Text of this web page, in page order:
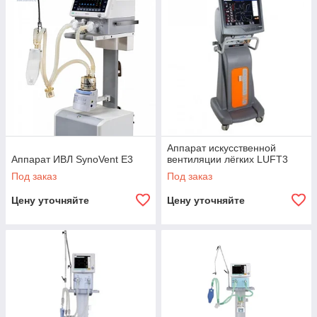
поддержка функций оксигенации у пациентов,
находящихся в бессознательном состоянии.
Мероприятия назначают при наличии клинических признаков
гиперкапнии и гипоксии, если отсутствует эффект от
терапевтической коррекции.
Системы для вентилирования подразделяют на две
основные группы:
инвазивную – при ней применяют эндотрахеальную
трубку, которую устанавливают в дыхательные пути
пациента, или ему для этого накладывают
трахеостому;
неинвазивную – более щадящий вариант, с
использованием маски, надеваемой лицо.
приборы. Они имеют по конструктивные и функциональные
особенности. Существуют еще модели, разработанные для
проведения, в зависимости от ситуации, обоих типов
вентиляции легких.
Инвазивные приборы применяют в стационарах, оперблоках
и реанимациях больниц. Неинвазивной системы используют
Аппарат ИВЛ SynoVent E3
Под заказ
Цену уточняйте
Аппарат искусственной
вентиляции лёгких LUFT3
Под заказ
Цену уточняйте